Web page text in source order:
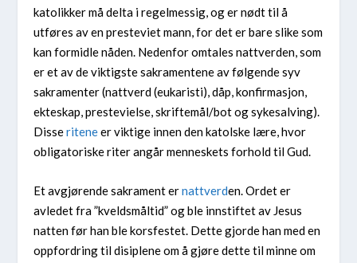
katolikker må delta i regelmessig, og er nødt til å
utføres av en presteviet mann, for det er bare slike som
kan formidle nåden. Nedenfor omtales nattverden, som
er et av de viktigste sakramentene av følgende syv
sakramenter (nattverd (eukaristi), dåp, konfirmasjon,
ekteskap, prestevielse, skriftemål/bot og sykesalving).
Disseriteneer viktige innen den katolske lære, hvor
obligatoriske riter angår menneskets forhold til Gud.
Et avgjørende sakrament ernattverden. Ordet er
avledet fra ”kveldsmåltid” og ble innstiftet av Jesus
natten før han ble korsfestet. Dette gjorde han med en
oppfordring til disiplene om å gjøre dette til minne om